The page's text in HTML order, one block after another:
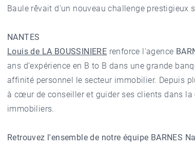
Baule rêvait d'un nouveau challenge prestigieux
NANTES
Louis de LA BOUSSINIERE renforce l'agence
ans d’expérience en B to B dans une grande
affinité personnel le secteur immobilier. Depuis
à cœur de conseiller et guider ses clients dans
immobiliers.
Retrouvez l'ensemble de notre équipe BARNES